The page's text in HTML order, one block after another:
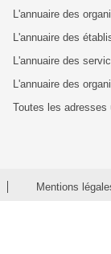
L'annuaire des
L'annuaire des
L'annuaire des
L'annuaire des
Toutes les adresses
Mentions